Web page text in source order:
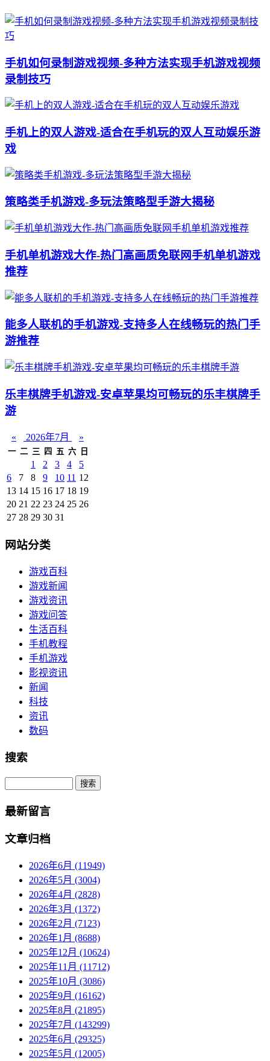
手机如何录制游戏视频-多种方法实现手机游戏视频
录制技巧
手机上的双人游戏-适合在手机玩的双人互动娱乐游
戏
策略类手机游戏-多玩法策略型手游大揭秘
手机单机游戏大作-热门高画质免联网手机单机游戏
推荐
能多人联机的手机游戏-支持多人在线畅玩的热门手
游推荐
乐丰棋牌手机游戏-安卓苹果均可畅玩的乐丰棋牌手
游
« 2026年7月 »
一 二 三 四 五 六 日
1 2 3 4
5
6
7 8 9 10 11 12
13 14 15 16 17 18 19
20 21 22 23 24 25 26
27 28 29 30 31
网站分类
游戏百科
游戏新闻
游戏资讯
游戏问答
生活百科
手机教程
手机游戏
影视资讯
新闻
科技
资讯
数码
搜索
Search
最新留言
文章归档
2026年6月 (11949)
2026年5月 (3004)
2026年4月 (2828)
2026年3月 (1372)
2026年2月 (7123)
2026年1月 (8688)
2025年12月 (10624)
2025年11月 (11712)
2025年10月 (3086)
2025年9月 (16162)
2025年8月 (21895)
2025年7月 (143299)
2025年6月 (29325)
2025年5月 (12005)